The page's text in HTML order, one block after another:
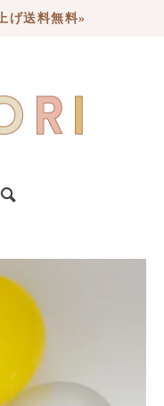
げ送料無料»